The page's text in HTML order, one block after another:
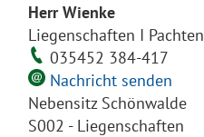
Herr Wienke
Liegenschaften I Pachten
035452 384-417
Nachricht senden
Nebensitz Schönwalde
S002 - Liegenschaften